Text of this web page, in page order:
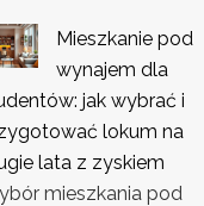
Mieszkanie pod
wynajem dla
jak wybrać i
lokum na
lata z zyskiem
mieszkania pod